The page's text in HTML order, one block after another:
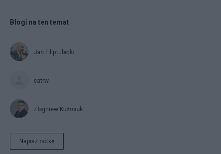
Blogi na ten temat
Jan Filip Libicki
catrw
Zbigniew Kuźmiuk
Napisz notkę